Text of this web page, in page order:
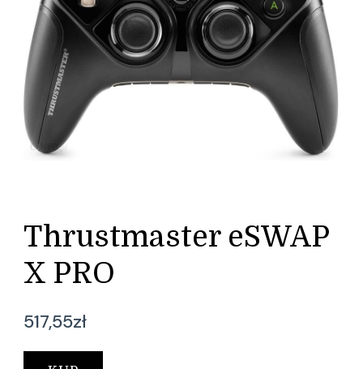
Thrustmaster eSWAP
X PRO
517,55zł